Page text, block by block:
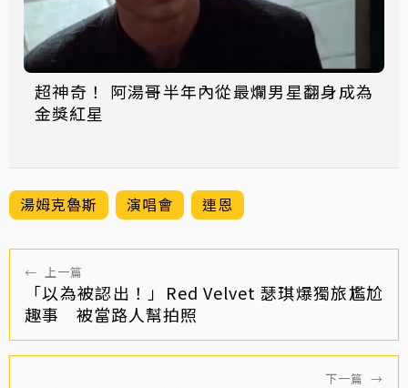
超神奇！ 阿湯哥半年內從最爛男星翻身成為
金獎紅星
湯姆克魯斯 演唱會 連恩
← 上一篇
「以為被認出！」Red Velvet 瑟琪爆獨旅尷尬
趣事 被當路人幫拍照
下一篇 →